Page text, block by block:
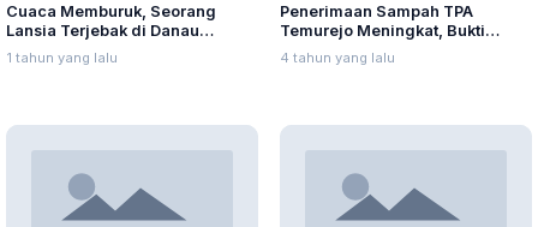
Cuaca Memburuk, Seorang
Lansia Terjebak di Danau
Rawapening Saat Mencari
Enceng Gondok
1 tahun yang lalu
Penerimaan Sampah TPA
Temurejo Meningkat, Bukti
Masyarakat Blora Peduli
Kebersihan
4 tahun yang lalu